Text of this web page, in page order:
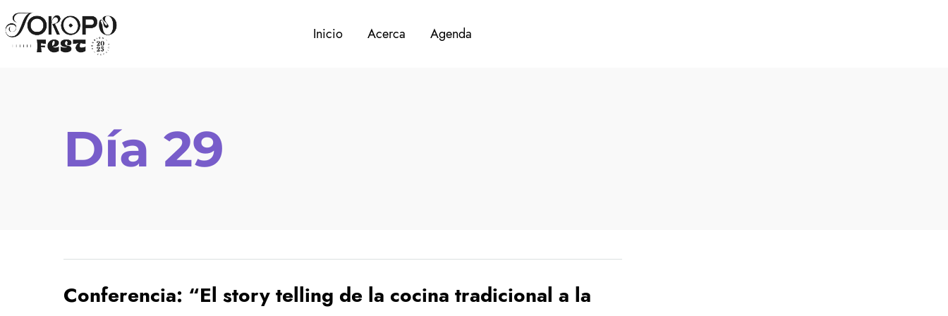
Inicio Acerca Agenda
Día 29
Conferencia: “El story telling de la cocina tradicional a la